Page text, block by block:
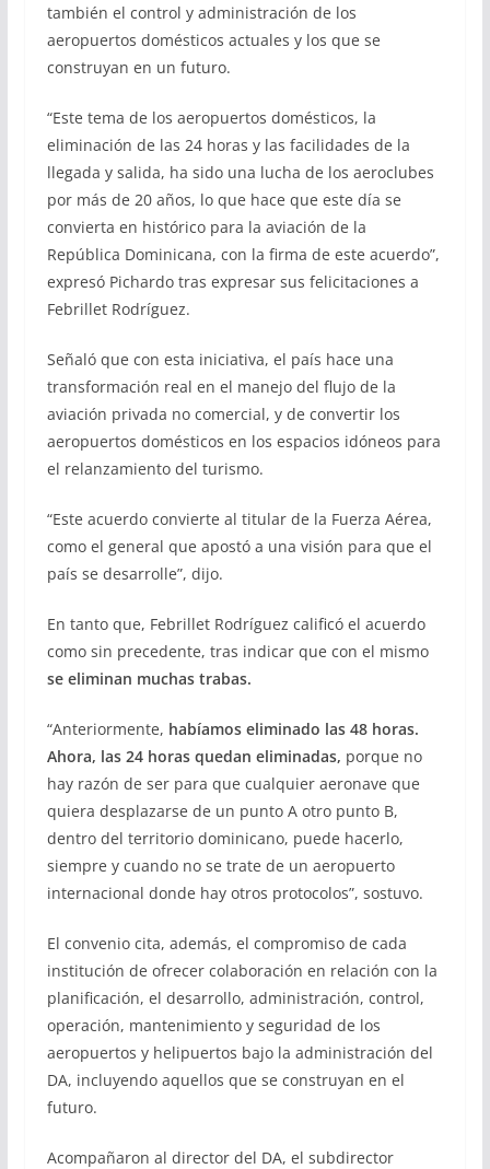
también el control y administración de los
aeropuertos domésticos actuales y los que se
construyan en un futuro.
“Este tema de los aeropuertos domésticos, la
eliminación de las 24 horas y las facilidades de la
llegada y salida, ha sido una lucha de los aeroclubes
por más de 20 años, lo que hace que este día se
convierta en histórico para la aviación de la
República Dominicana, con la firma de este acuerdo”,
expresó Pichardo tras expresar sus felicitaciones a
Febrillet Rodríguez.
Señaló que con esta iniciativa, el país hace una
transformación real en el manejo del flujo de la
aviación privada no comercial, y de convertir los
aeropuertos domésticos en los espacios idóneos para
el relanzamiento del turismo.
“Este acuerdo convierte al titular de la Fuerza Aérea,
como el general que apostó a una visión para que el
país se desarrolle”, dijo.
En tanto que, Febrillet Rodríguez calificó el acuerdo
como sin precedente, tras indicar que con el mismo
se eliminan muchas trabas.
“Anteriormente, habíamos eliminado las 48 horas.
Ahora, las 24 horas quedan eliminadas, porque no
hay razón de ser para que cualquier aeronave que
quiera desplazarse de un punto A otro punto B,
dentro del territorio dominicano, puede hacerlo,
siempre y cuando no se trate de un aeropuerto
internacional donde hay otros protocolos”, sostuvo.
El convenio cita, además, el compromiso de cada
institución de ofrecer colaboración en relación con la
planificación, el desarrollo, administración, control,
operación, mantenimiento y seguridad de los
aeropuertos y helipuertos bajo la administración del
DA, incluyendo aquellos que se construyan en el
futuro.
Acompañaron al director del DA, el subdirector